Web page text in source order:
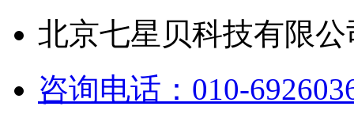
北京七星贝科技有限
咨询电话：010-